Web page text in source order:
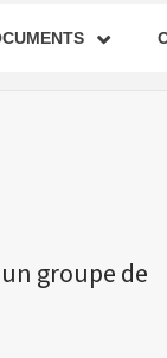
groupe de